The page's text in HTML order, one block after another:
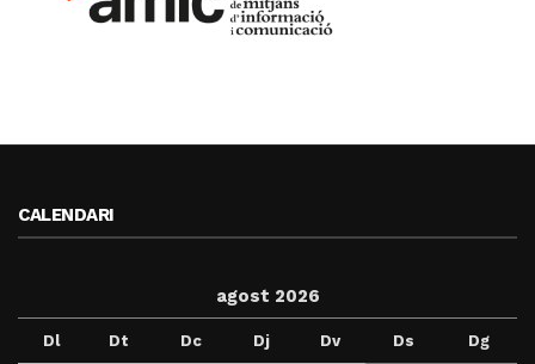
CALENDARI
agost 2026
Dl Dt Dc Dj Dv Ds Dg